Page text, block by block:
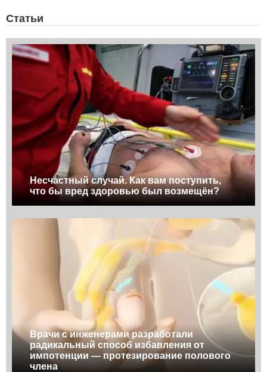
Статьи
Несчастный случай. Как вам поступить,
что бы вред здоровью был возмещён?
Врачи с инженерами разработали
радикальный способ избавления от
импотенции — протезирование полового
члена